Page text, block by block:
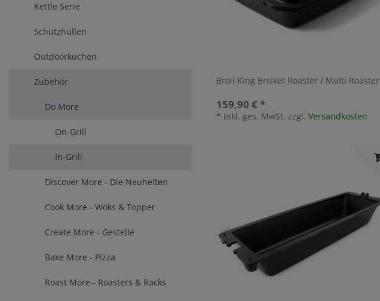
Kettle Serie
Schutzhüllen
Outdoorküchen
Zubehör
Do More
On-Grill
In-Grill
Discover More - Die Neuheiten
Cook More - Woks & Topper
Create More - Gestelle
Bake More - Pizza
Roast More - Roasters & Racks
Broil King Brisket Roaster / Multi Roaster
159,90 € *
* inkl. ges. MwSt. zzgl.Versandkosten